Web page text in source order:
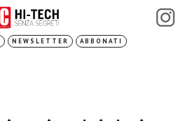
NEWSLETTER ABBONATI